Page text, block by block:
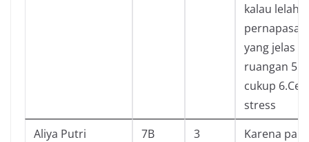
kalau lelah
pernapasan
yang jelas
ruangan
cukup
stress
Aliya Putri
7B 3
Karena